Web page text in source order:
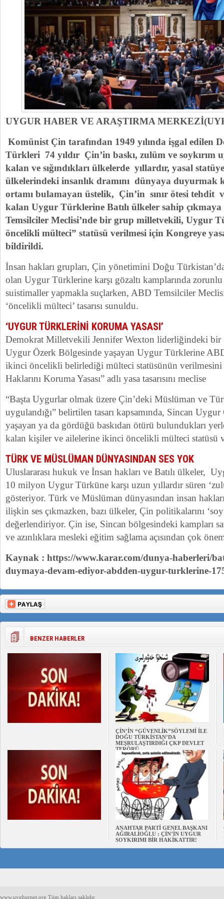
UYGUR HABER VE ARAŞTIRMA
Komünist Çin tarafından 1949 yılında işgal edilen
Türkleri 74 yıldır Çin’in baskı, zulüm ve
kalan ve sığındıkları ülkelerde yıllardır, yasal
ülkelerindeki insanlık dramını dünyaya duyurmak
ortamı bulamayan üstelik, Çin’in sınır ötesi tehdit
kalan Uygur Türklerine Batılı ülkeler sahip
Temsilciler Meclisi’nde bir grup milletvekili, Uygur
öncelikli mülteci” statüsü verilmesi için Kongreye
bildirildi.
İnsan hakları grupları, Çin yönetimini Doğu
olan Uygur Türklerine karşı gözaltı kamplarında zorunlu
suistimaller yapmakla suçlarken, ABD Temsilciler
‘öncelikli mülteci’ tasarısı sunuldu.
‘UYGUR TÜRKLERİNİ KORUMA YASASI’
Demokrat Milletvekili Jennifer Wexton liderliğindeki bir
Uygur Özerk Bölgesinde yaşayan Uygur Türklerine ABD
ikinci öncelikli belirlediği mülteci statüsünün verilmesini
Haklarını Koruma Yasası” adlı yasa tasarısını meclise
“Başta Uygurlar olmak üzere Çin’deki Müslüman ve
uygulandığı” belirtilen tasarı kapsamında, Sincan
yaşayan ya da gördüğü baskıdan ötürü bulundukları
kalan kişiler ve ailelerine ikinci öncelikli mülteci statüsü
TÜRK VE MÜSLÜMAN DÜNYASINDAN SES YOK
Uluslararası hukuk ve İnsan hakları ve Batılı ülkeler,
10 milyon Uygur Türküne karşı uzun yıllardır süren
gösteriyor. Türk ve Müslüman dünyasından insan
ilişkin ses çıkmazken, bazı ülkeler, Çin politikalarını
değerlendiriyor. Çin ise, Sincan bölgesindeki kampları
ve azınlıklara mesleki eğitim sağlama açısından çok
Kaynak : https://www.karar.com/dunya-haberleri/
duymaya-devam-ediyor-abdden-uygur-turklerine-
BENZER HABERLER
ÇİN’İN “GÜVENLİK”SÖYLEMİ İLE
DOĞU TÜRKİSTAN’DA
MEŞRULAŞTIRDIĞI ÇKP DEVLET
TERÖRÜ
ANAHTAR PARTİ GENEL BAŞKANI
AĞIRALİOĞLU : ÇİN’İN UYGUR
SOYKIRIMI BİR HAKİKATTIR!
www.uyghurnet.org Tüm hakları saklıdır